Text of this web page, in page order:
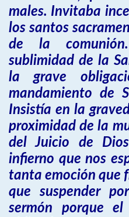
males. Invitaba
los santos
de la
sublimidad de la
la grave
mandamiento de
Insistía en la
proximidad de la
del Juicio de
infierno que nos
tanta emoción que
que suspender
sermón porque